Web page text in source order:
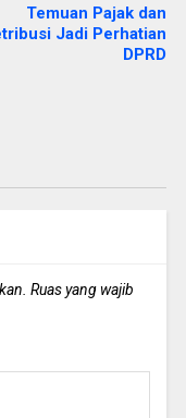
Temuan Pajak dan
Jadi Perhatian
DPRD
Ruas yang wajib